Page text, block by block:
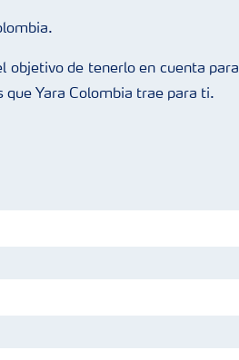
objetivo de tenerlo en cuenta para
Yara Colombia trae para ti.